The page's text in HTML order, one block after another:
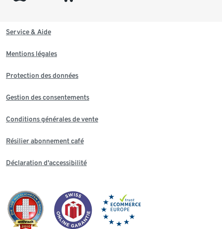
Service & Aide
Mentions légales
Protection des données
Gestion des consentements
Conditions générales de vente
Résilier abonnement café
Déclaration d'accessibilité